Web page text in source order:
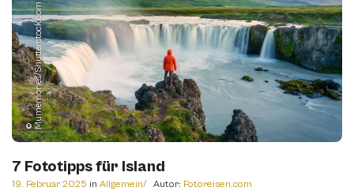
© M
u
m
e
m
o
r
i
e
s
/
S
h
u
t
t
e
r
s
t
o
c
k.
c
om
7 Fototipps für Island
19. Februar 2025 in Allgemein Autor: Fotoreisen.com